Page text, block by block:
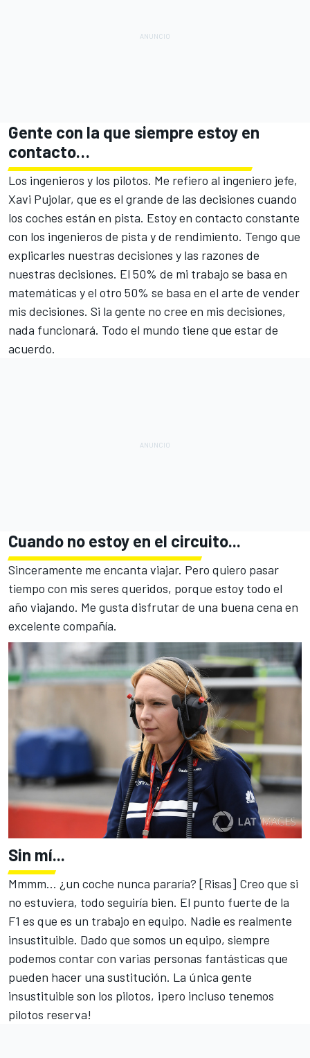
Gente con la que siempre estoy en
contacto…
Los ingenieros y los pilotos. Me refiero al ingeniero jefe,
Xavi Pujolar, que es el grande de las decisiones cuando
los coches están en pista. Estoy en contacto constante
con los ingenieros de pista y de rendimiento. Tengo que
explicarles nuestras decisiones y las razones de
nuestras decisiones. El 50% de mi trabajo se basa en
matemáticas y el otro 50% se basa en el arte de vender
mis decisiones. Si la gente no cree en mis decisiones,
nada funcionará. Todo el mundo tiene que estar de
acuerdo.
Cuando no estoy en el circuito...
Sinceramente me encanta viajar. Pero quiero pasar
tiempo con mis seres queridos, porque estoy todo el
año viajando. Me gusta disfrutar de una buena cena en
excelente compañía.
Sin mí...
Mmmm... ¿un coche nunca pararía? [Risas] Creo que si
no estuviera, todo seguiría bien. El punto fuerte de la
F1 es que es un trabajo en equipo. Nadie es realmente
insustituible. Dado que somos un equipo, siempre
podemos contar con varias personas fantásticas que
pueden hacer una sustitución. La única gente
insustituible son los pilotos, ¡pero incluso tenemos
pilotos reserva!